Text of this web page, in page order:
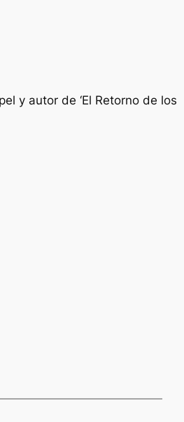
y autor de ‘El Retorno de los